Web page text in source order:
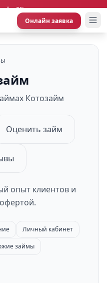
0%
Онлайн заявка
Котозайм
Оценить займ
опыт клиентов и
Личный кабинет
займы